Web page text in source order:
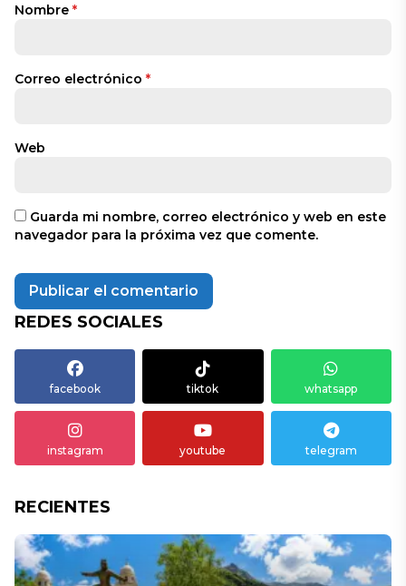
Nombre *
Correo electrónico *
Web
Guarda mi nombre, correo electrónico y web en este
navegador para la próxima vez que comente.
REDES SOCIALES
facebook tiktok whatsapp
instagram youtube telegram
RECIENTES